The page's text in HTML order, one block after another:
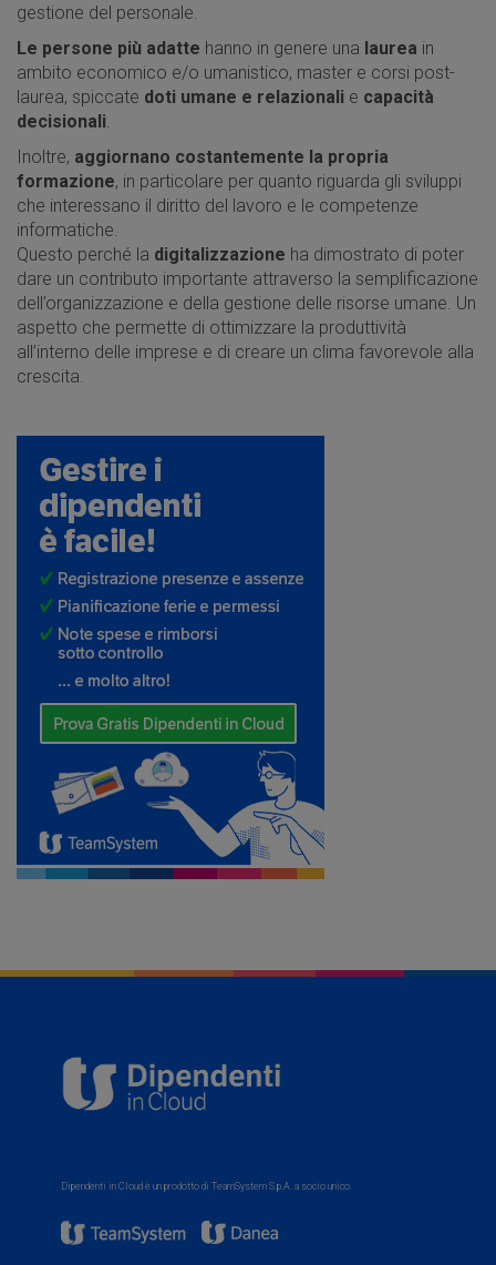
gestione del personale.
Le persone più adatte hanno in genere una laurea in
ambito economico e/o umanistico, master e corsi post-
laurea, spiccate doti umane e relazionali e capacità
decisionali.
Inoltre, aggiornano costantemente la propria
formazione, in particolare per quanto riguarda gli sviluppi
che interessano il diritto del lavoro e le competenze
informatiche.
Questo perché la digitalizzazione ha dimostrato di poter
dare un contributo importante attraverso la semplificazione
dell’organizzazione e della gestione delle risorse umane. Un
aspetto che permette di ottimizzare la produttività
all’interno delle imprese e di creare un clima favorevole alla
crescita.
Dipendenti in Cloud è un prodotto di TeamSystem S.p.A. a socio unico.